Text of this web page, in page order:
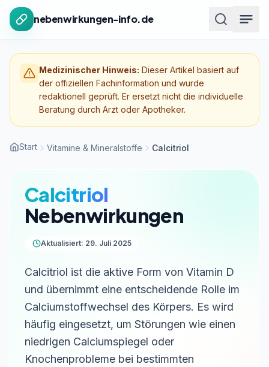
Zum Inhalt springen
nebenwirkungen-info.de
Medizinischer Hinweis: Dieser Artikel basiert auf
der offiziellen Fachinformation und wurde
redaktionell geprüft. Er ersetzt nicht die individuelle
Beratung durch Arzt oder Apotheker.
Start Vitamine & Mineralstoffe Calcitriol
Calcitriol
Nebenwirkungen
Aktualisiert: 29. Juli 2025
Calcitriol ist die aktive Form von Vitamin D
und übernimmt eine entscheidende Rolle im
Calciumstoffwechsel des Körpers. Es wird
häufig eingesetzt, um Störungen wie einen
niedrigen Calciumspiegel oder
Knochenprobleme bei bestimmten